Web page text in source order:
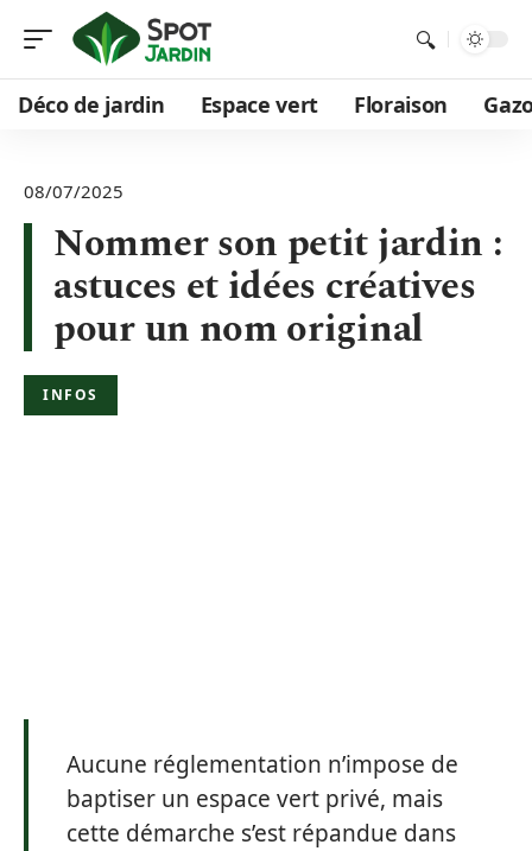
Déco de jardin Espace vert Floraison
08/07/2025
Nommer son petit jardin :
astuces et idées créatives
pour un nom original
INFOS
Aucune réglementation n’impose de
baptiser un espace vert privé, mais
cette démarche s’est répandue dans